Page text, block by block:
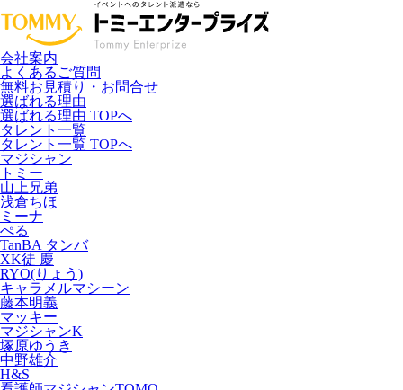
会社案内
よくあるご質問
無料お見積り・お問合せ
選ばれる理由
選ばれる理由 TOPへ
タレント一覧
タレント一覧 TOPへ
マジシャン
トミー
山上兄弟
浅倉ちほ
ミーナ
ぺる
TanBA タンバ
XK徒 慶
RYO(りょう)
キャラメルマシーン
藤本明義
マッキー
マジシャンK
塚原ゆうき
中野雄介
H&S